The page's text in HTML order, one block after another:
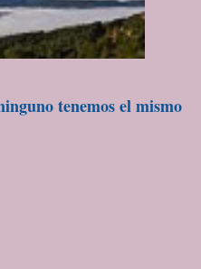
tenemos el mismo